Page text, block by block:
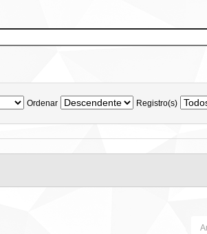
Ordenar Registro(s)